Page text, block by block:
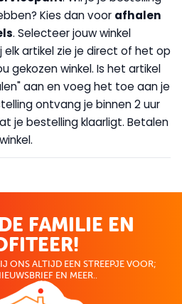
Kies dan voor afhalen
. Selecteer jouw winkel
elk artikel zie je direct of het op
gekozen winkel. Is het artikel
aan en voeg het toe aan je
ontvang je binnen 2 uur
je bestelling klaarligt. Betalen
FAMILIE EN
ONS ALTIJD EEN STREEPJE VOOR;
EN MEER..